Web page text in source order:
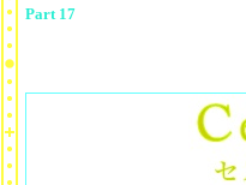
Part 17